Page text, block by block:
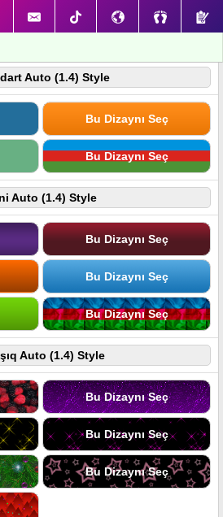
Auto (1.4) Style
Bu Dizaynı Seç
Bu Dizaynı Seç
Auto (1.4) Style
Bu Dizaynı Seç
Bu Dizaynı Seç
Bu Dizaynı Seç
Auto (1.4) Style
Bu Dizaynı Seç
Bu Dizaynı Seç
Bu Dizaynı Seç